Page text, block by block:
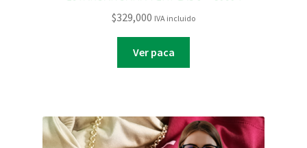
$329,000 IVA incluido
Ver paca